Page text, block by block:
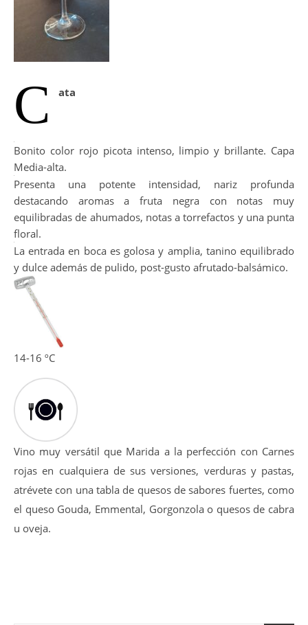
C ata
Bonito color rojo picota intenso, limpio y brillante. Capa
Media-alta.
destacando aromas a fruta negra con notas muy
equilibradas de ahumados, notas a torrefactos y una punta
floral.
La entrada en boca es golosa y amplia, tanino equilibrado
y dulce además de pulido, post-gusto afrutado-balsámico.